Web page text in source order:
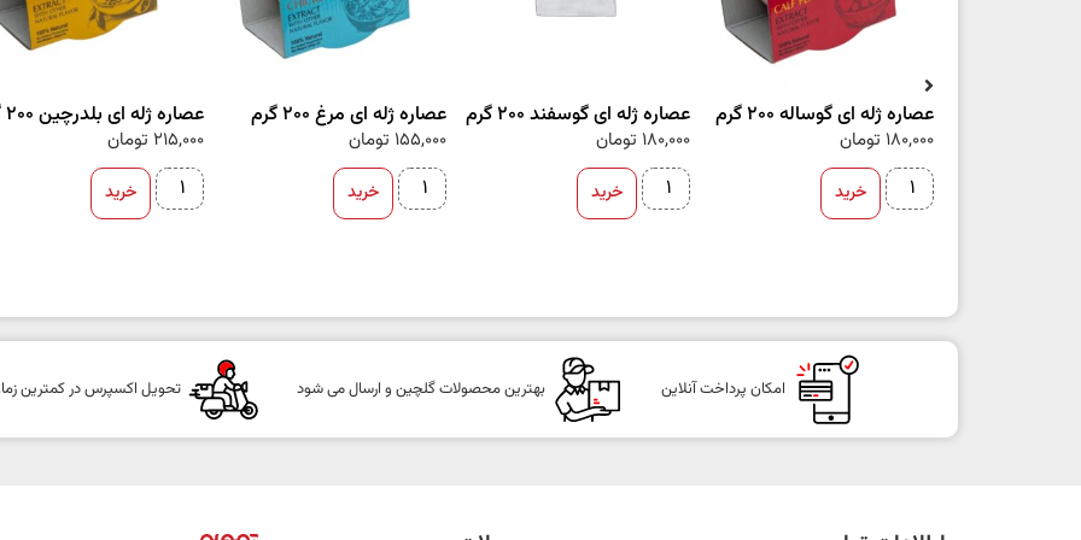
عصاره ژله ای گوساله 200 گرم
180,000 تومان
خرید
عصاره ژله ای گوسفند 200 گرم
180,000 تومان
خرید
عصاره ژله ای مرغ 200 گرم
155,000 تومان
خرید
عصاره ژله ای بلدرچین 200 گرم
215,000 تومان
خرید
امکان پرداخت آنلاین بهترین محصولات گلچین و ارسال می شود تحویل اکسپرس در کمترین